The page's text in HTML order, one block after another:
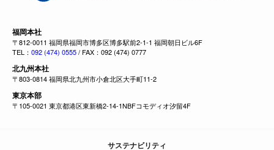
福岡本社
〒812-0011 福岡県福岡市博多区博多駅前2-1-1 福岡朝日ビル6F
TEL： 092 (474) 0555/ FAX：092 (474) 0777
北九州本社
〒803-0814 福岡県北九州市小倉北区大手町11-2
東京本部
〒105-0021 東京都港区東新橋2-14-1NBFコモディオ汐留4F
サステナビリティ